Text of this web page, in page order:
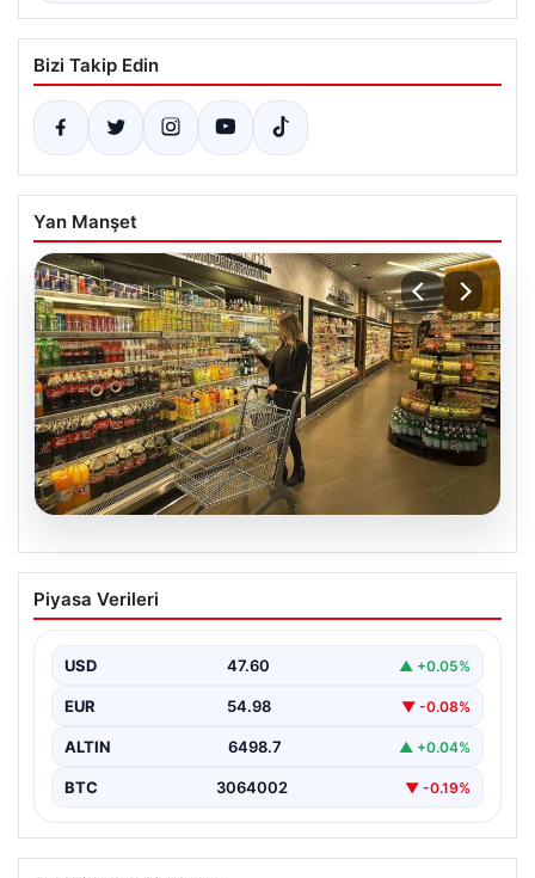
Bizi Takip Edin
Yan Manşet
05.08.2026
Enflasyon verileri ne zaman
açıklanacak? 2026 TÜİK mart ayı
Piyasa Verileri
USD 47.60 ▲ +0.05%
EUR 54.98 ▼ -0.08%
ALTIN 6498.7 ▲ +0.04%
BTC 3064002 ▼ -0.19%